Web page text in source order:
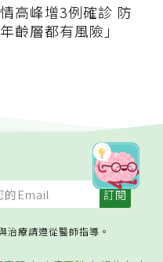
高峰增3例確診 防
齡層都有風險」
治療請遵從醫師指導。